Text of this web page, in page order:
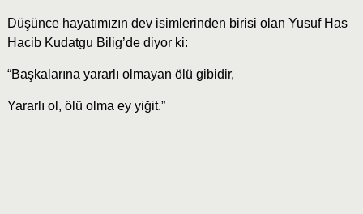
Düşünce hayatımızın dev isimlerinden birisi olan Yusuf Has
Hacib Kudatgu Bilig’de diyor ki:
“Başkalarına yararlı olmayan ölü gibidir,
Yararlı ol, ölü olma ey yiğit.”